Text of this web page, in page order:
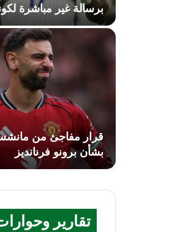
برسالة غير مباشرة
قرار مفاجئ من
بشأن برونو فرنانديز
تقارير